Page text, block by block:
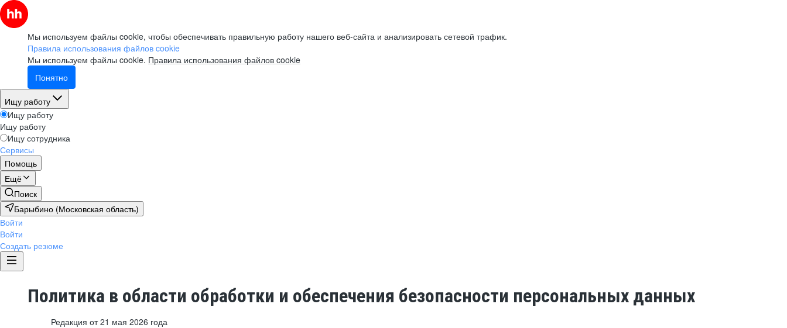
Мы используем файлы cookie, чтобы обеспечивать правильную работу нашего веб-сайта и анализировать сетевой трафик.
Правила использования файлов cookie
Мы используем файлы cookie. Правила использования файлов cookie
Понятно
Ищу работу
Ищу работу
Ищу работу
Ищу сотрудника
Сервисы
Помощь
Ещё
Поиск
Барыбино (Московская область)
Войти
Войти
Создать резюме
Политика в области обработки и обеспечения безопасности персональных данных
Редакция от 21 мая 2026 года